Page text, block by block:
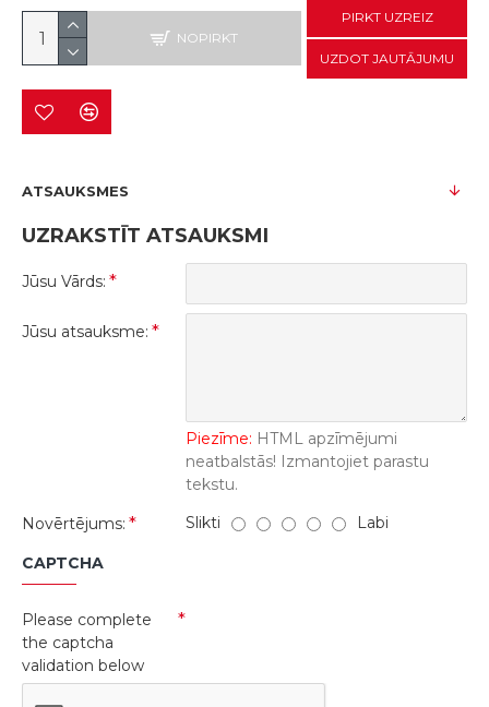
NOPIRKT
PIRKT UZREIZ
UZDOT JAUTĀJUMU
ATSAUKSMES
UZRAKSTĪT ATSAUKSMI
Jūsu Vārds:
Jūsu atsauksme:
Piezīme: HTML apzīmējumi
neatbalstās! Izmantojiet parastu
tekstu.
Novērtējums:
Slikti Labi
CAPTCHA
Please complete
the captcha
validation below